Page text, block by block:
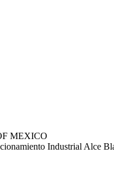
MEXICO
Industrial Alce